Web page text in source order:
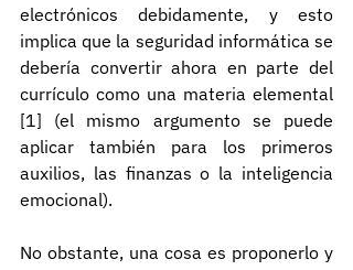
electrónicos debidamente, y esto
implica que la seguridad informática se
debería convertir ahora en parte del
currículo como una materia elemental
[1] (el mismo argumento se puede
aplicar también para los primeros
auxilios, las finanzas o la inteligencia
emocional).
No obstante, una cosa es proponerlo y